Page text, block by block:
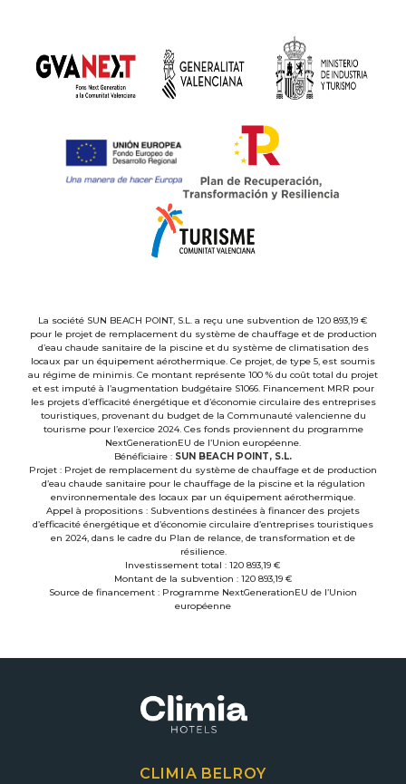
La société SUN BEACH POINT, S.L. a reçu une subvention de 120 893,19 €
pour le projet de remplacement du système de chauffage et de production
d’eau chaude sanitaire de la piscine et du système de climatisation des
locaux par un équipement aérothermique. Ce projet, de type 5, est soumis
au régime de minimis. Ce montant représente 100 % du coût total du projet
et est imputé à l’augmentation budgétaire S1066. Financement MRR pour
les projets d’efficacité énergétique et d’économie circulaire des entreprises
touristiques, provenant du budget de la Communauté valencienne du
tourisme pour l’exercice 2024. Ces fonds proviennent du programme
NextGenerationEU de l’Union européenne.
Bénéficiaire : SUN BEACH POINT, S.L.
Projet : Projet de remplacement du système de chauffage et de production
d’eau chaude sanitaire pour le chauffage de la piscine et la régulation
environnementale des locaux par un équipement aérothermique.
Appel à propositions : Subventions destinées à financer des projets
d’efficacité énergétique et d’économie circulaire d’entreprises touristiques
en 2024, dans le cadre du Plan de relance, de transformation et de
résilience.
Investissement total : 120 893,19 €
Montant de la subvention : 120 893,19 €
Source de financement : Programme NextGenerationEU de l’Union
européenne
CLIMIA BELROY